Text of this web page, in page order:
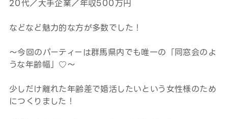
20代／大手企業／年収500万円
などなど魅力的な方が多数でした！
～今回のパーティーは群馬県内でも唯一の「同窓会のよ
うな年齢幅」♡～
少しだけ離れた年齢差で婚活したいという女性様のため
につくりました！